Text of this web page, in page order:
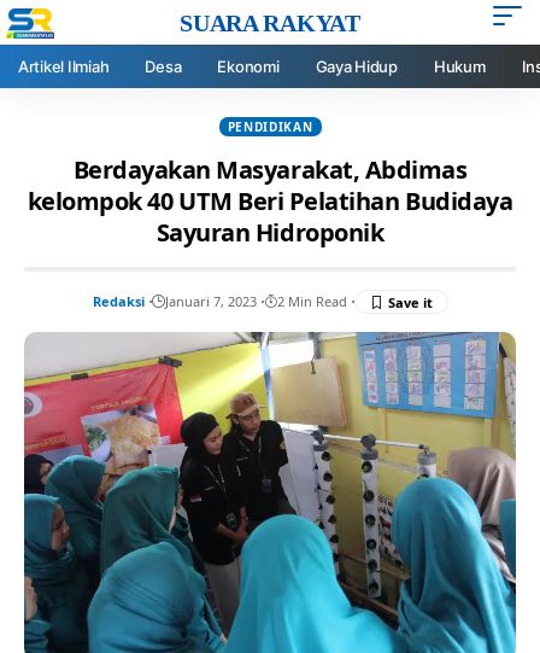
SUARA RAKYAT
Artikel Ilmiah Desa Ekonomi Gaya Hidup Hukum
PENDIDIKAN
Berdayakan Masyarakat, Abdimas
kelompok 40 UTM Beri Pelatihan Budidaya
Sayuran Hidroponik
Redaksi Januari 7, 2023 2 Min Read